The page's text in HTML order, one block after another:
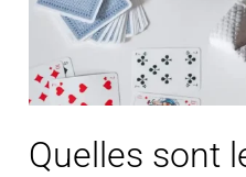
Quelles sont